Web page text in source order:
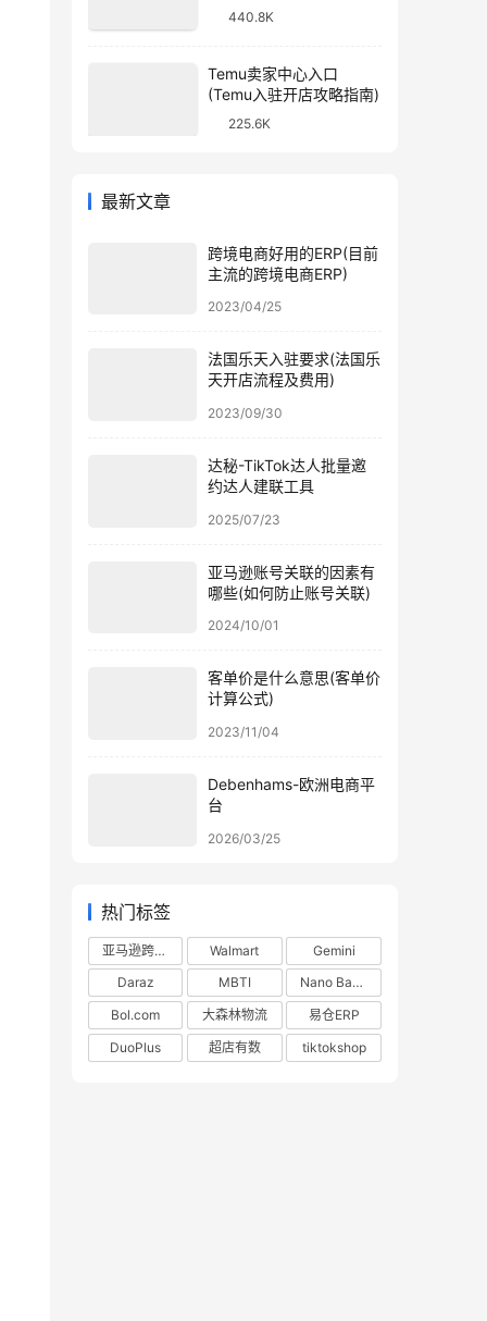
440.8K
Temu卖家中心入口
(Temu入驻开店攻略指南)
225.6K
最新文章
跨境电商好用的ERP(目前
主流的跨境电商ERP)
2023/04/25
法国乐天入驻要求(法国乐
天开店流程及费用)
2023/09/30
达秘-TikTok达人批量邀
约达人建联工具
2025/07/23
亚马逊账号关联的因素有
哪些(如何防止账号关联)
2024/10/01
客单价是什么意思(客单价
计算公式)
2023/11/04
Debenhams-欧洲电商平
台
2026/03/25
热门标签
亚马逊跨境电商 Walmart
Gemini
Daraz
MBTI
Nano Banana
Bol.com
大森林物流
易仓ERP
DuoPlus
超店有数 tiktokshop